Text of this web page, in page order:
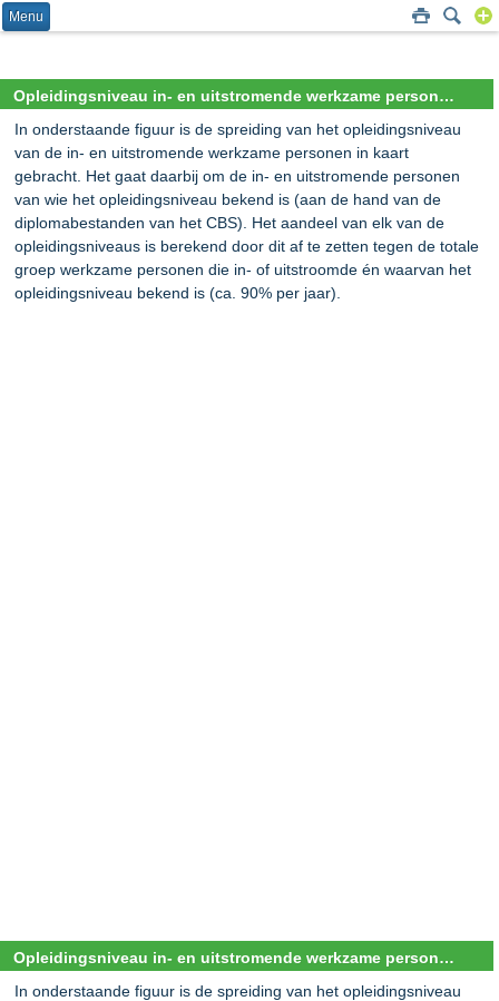
Menu
Opleidingsniveau in- en uitstromende werkzame personen op de chemie arbeidsmarkt
In onderstaande figuur is de spreiding van het opleidingsniveau
van de in- en uitstromende werkzame personen in kaart
gebracht. Het gaat daarbij om de in- en uitstromende personen
van wie het opleidingsniveau bekend is (aan de hand van de
diplomabestanden van het CBS). Het aandeel van elk van de
opleidingsniveaus is berekend door dit af te zetten tegen de totale
groep werkzame personen die in- of uitstroomde én waarvan het
opleidingsniveau bekend is (ca. 90% per jaar).
Opleidingsniveau in- en uitstromende werkzame personen op de chemie arbeidsmarkt
In onderstaande figuur is de spreiding van het opleidingsniveau